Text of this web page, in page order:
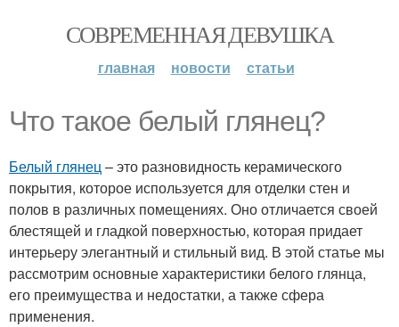
СОВРЕМЕННАЯ ДЕВУШКА
главная новости статьи
Что такое белый глянец?
Белый глянец– это разновидность керамического
покрытия, которое используется для отделки стен и
полов в различных помещениях. Оно отличается своей
блестящей и гладкой поверхностью, которая придает
интерьеру элегантный и стильный вид. В этой статье мы
рассмотрим основные характеристики белого глянца,
его преимущества и недостатки, а также сфера
применения.